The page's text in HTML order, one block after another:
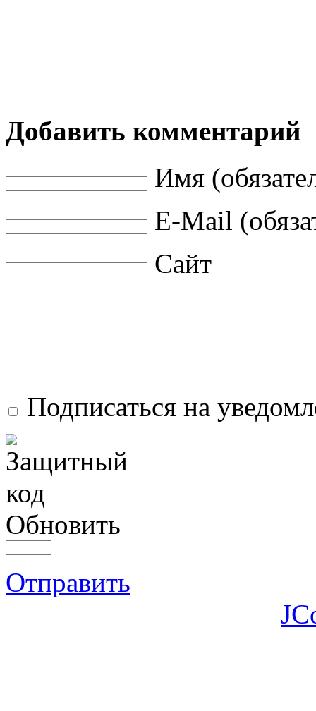
Добавить комментарий
Имя
E-Mail
Сайт
Подписаться на
Обновить
Отправить